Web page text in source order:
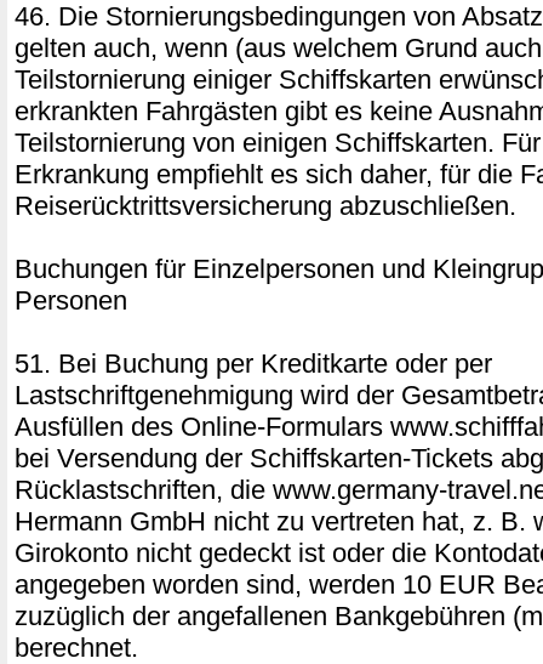
46. Die Stornierungsbedingungen von
gelten auch, wenn (aus welchem Grund
Teilstornierung einiger Schiffskarten
erkrankten Fahrgästen gibt es keine
Teilstornierung von einigen Schiffskarten.
Erkrankung empfiehlt es sich daher, für die
Reiserücktrittsversicherung abzuschließen.
Buchungen für Einzelpersonen und
Personen
51. Bei Buchung per Kreditkarte oder per
Lastschriftgenehmigung wird der
Ausfüllen des Online-Formulars
bei Versendung der Schiffskarten-Tickets
Rücklastschriften, die www.germany-
Hermann GmbH nicht zu vertreten hat, z. B.
Girokonto nicht gedeckt ist oder die
angegeben worden sind, werden 10 EUR
zuzüglich der angefallenen Bankgebühren
berechnet.